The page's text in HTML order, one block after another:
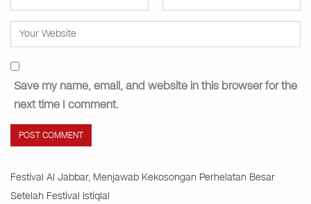
Save my name, email, and website in this browser for the
next time I comment.
Festival Al Jabbar, Menjawab Kekosongan Perhelatan Besar
Setelah Festival Istiqlal